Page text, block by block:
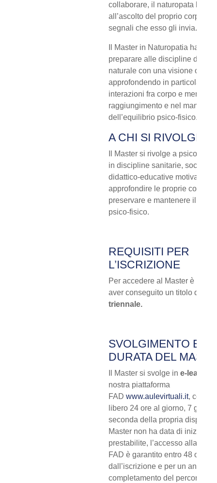
collaborare, il naturopata lo
all’ascolto del proprio corpo e
segnali che esso gli invia.
Il Master in Naturopatia ha
preparare alle discipline del
naturale con una visione
approfondendo in particolare le
interazioni fra corpo e mente
raggiungimento e nel
dell’equilibrio psico-fisico.
A CHI SI RIVOLGE
Il Master si rivolge a psicologi,
in discipline sanitarie,
didattico-educative motivati ad
approfondire le proprie
preservare e mantenere il
psico-fisico.
REQUISITI PER
L’ISCRIZIONE
Per accedere al Master è
aver conseguito un titolo di
triennale.
SVOLGIMENTO E
DURATA DEL
Il Master si svolge in e-learning
nostra piattaforma
FAD www.aulevirtuali.it, con
libero 24 ore al giorno, 7 giorni
seconda della propria
Master non ha data di inizio o
prestabilite, l’accesso alla
FAD è garantito entro 48 ore
dall’iscrizione e per un anno
completamento del percorso